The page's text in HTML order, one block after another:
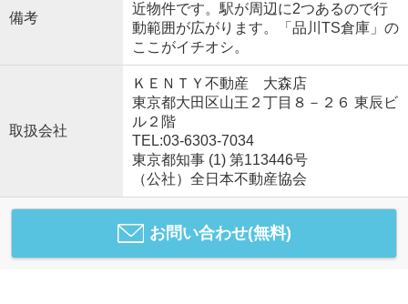
備考
近物件です。駅が周辺に2つあるので行
動範囲が広がります。「品川TS倉庫」の
ここがイチオシ。
取扱会社
ＫＥＮＴＹ不動産 大森店
東京都大田区山王２丁目８－２６ 東辰ビ
ル２階
TEL:03-6303-7034
東京都知事 (1) 第113446号
（公社）全日本不動産協会
お問い合わせ(無料)